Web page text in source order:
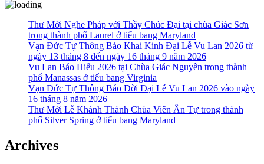
Thư Mời Nghe Pháp với Thầy Chúc Đại tại chùa Giác Sơn
trong thành phố Laurel ở tiểu bang Maryland
Vạn Đức Tự Thông Báo Khai Kinh Đại Lễ Vu Lan 2026 từ
ngày 13 tháng 8 đến ngày 16 tháng 9 năm 2026
Vu Lan Báo Hiếu 2026 tại Chùa Giác Nguyên trong thành
phố Manassas ở tiểu bang Virginia
Vạn Đức Tự Thông Báo Dời Đại Lễ Vu Lan 2026 vào ngày
16 tháng 8 năm 2026
Thư Mời Lễ Khánh Thành Chùa Viên Ân Tự trong thành
phố Silver Spring ở tiểu bang Maryland
Archives